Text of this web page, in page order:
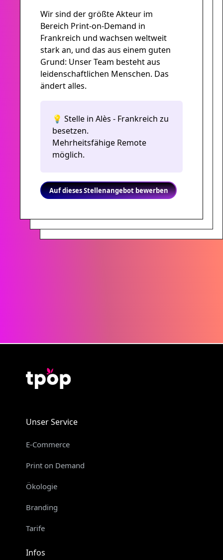
Wir sind der größte Akteur im
Bereich Print-on-Demand in
Frankreich und wachsen weltweit
stark an, und das aus einem guten
Grund: Unser Team besteht aus
leidenschaftlichen Menschen. Das
ändert alles.
💡 Stelle in Alès - Frankreich zu
besetzen.
Mehrheitsfähige Remote
möglich.
Auf dieses Stellenangebot bewerben
Unser Service
E-Commerce
Print on Demand
Ökologie
Branding
Tarife
Infos